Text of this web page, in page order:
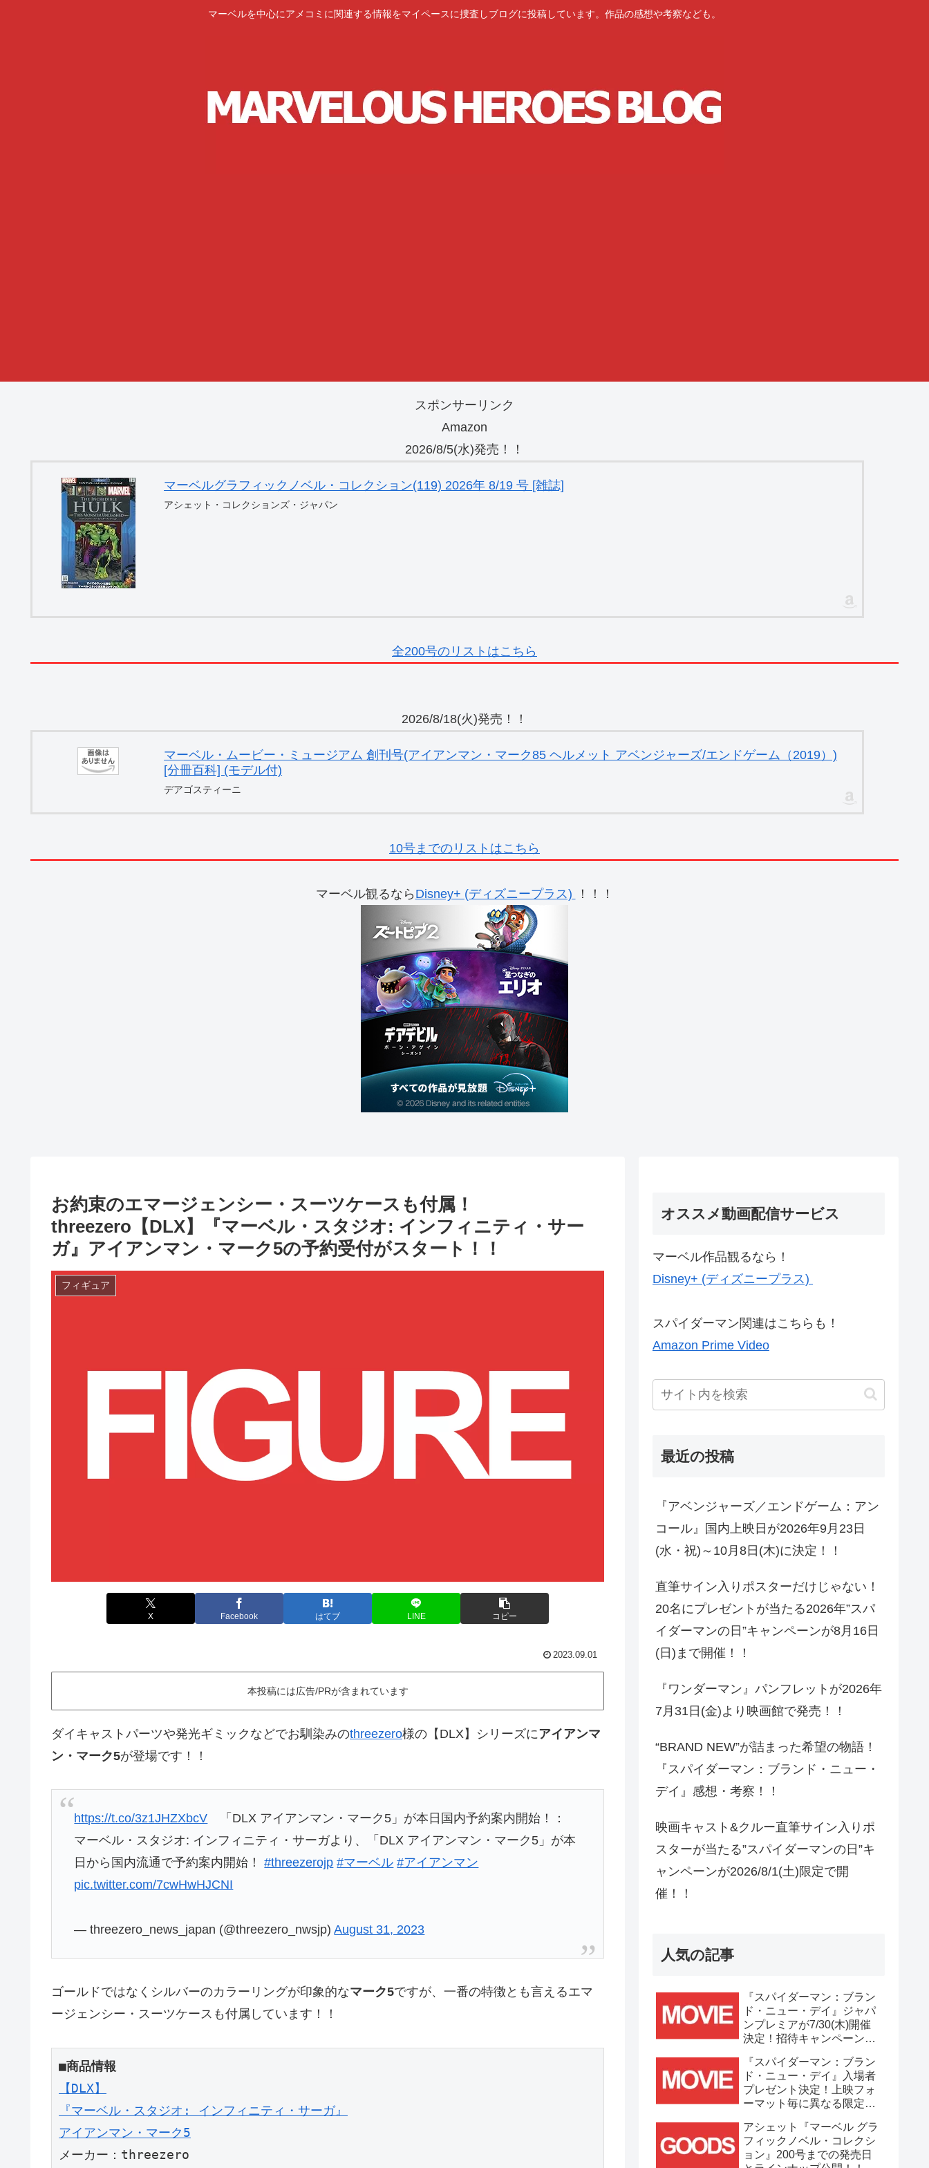
マーベルを中心にアメコミに関連する情報をマイペースに捜査しブログに投稿しています。作品の感想や考察なども。
スポンサーリンク
Amazon
2026/8/5(水)発売！！
マーベルグラフィックノベル・コレクション(119) 2026年 8/19 号 [雑誌]
アシェット・コレクションズ・ジャパン
全200号のリストはこちら
2026/8/18(火)発売！！
マーベル・ムービー・ミュージアム 創刊号(アイアンマン・マーク85 ヘルメット アベンジャーズ/エンドゲーム（2019）)
[分冊百科] (モデル付)
デアゴスティーニ
10号までのリストはこちら
マーベル観るなら Disney+ (ディズニープラス) ！！！
お約束のエマージェンシー・スーツケースも付属！
threezero【DLX】『マーベル・スタジオ: インフィニティ・サー
ガ』アイアンマン・マーク5の予約受付がスタート！！
フィギュア
X Facebook はてブ LINE コピー
2023.09.01
本投稿には広告/PRが含まれています
ダイキャストパーツや発光ギミックなどでお馴染みのthreezero様の【DLX】シリーズにアイアンマ
ン・マーク5が登場です！！
https://t.co/3z1JHZXbcV 「DLX アイアンマン・マーク5」が本日国内予約案内開始！：
マーベル・スタジオ: インフィニティ・サーガより、「DLX アイアンマン・マーク5」が本
日から国内流通で予約案内開始！#threezerojp #マーベル #アイアンマン
pic.twitter.com/7cwHwHJCNI
— threezero_news_japan (@threezero_nwsjp)August 31, 2023
ゴールドではなくシルバーのカラーリングが印象的なマーク5ですが、一番の特徴とも言えるエマ
ージェンシー・スーツケースも付属しています！！
【DLX】
『マーベル・スタジオ: インフィニティ・サーガ』
アイアンマン・マーク5
メーカー：threezero
オススメ動画配信サービス
マーベル作品観るなら！
Disney+ (ディズニープラス)
スパイダーマン関連はこちらも！
Amazon Prime Video
最近の投稿
『アベンジャーズ／エンドゲーム：アン
コール』国内上映日が2026年9月23日
(水・祝)～10月8日(木)に決定！！
直筆サイン入りポスターだけじゃない！
20名にプレゼントが当たる2026年”スパ
イダーマンの日”キャンペーンが8月16日
(日)まで開催！！
『ワンダーマン』パンフレットが2026年
7月31日(金)より映画館で発売！！
“BRAND NEW”が詰まった希望の物語！
『スパイダーマン：ブランド・ニュー・
デイ』感想・考察！！
映画キャスト&クルー直筆サイン入りポ
スターが当たる”スパイダーマンの日”キ
ャンペーンが2026/8/1(土)限定で開
催！！
人気の記事
『スパイダーマン：ブラン
ド・ニュー・デイ』ジャパ
ンプレミアが7/30(木)開催
決定！招待キャンペーンは
中！！
『スパイダーマン：ブラン
ド・ニュー・デイ』入場者
プレゼント決定！上映フォ
ーマット毎に異なる限定ビ
える！！
アシェット『マーベル グラ
フィックノベル・コレクシ
ョン』200号までの発売日